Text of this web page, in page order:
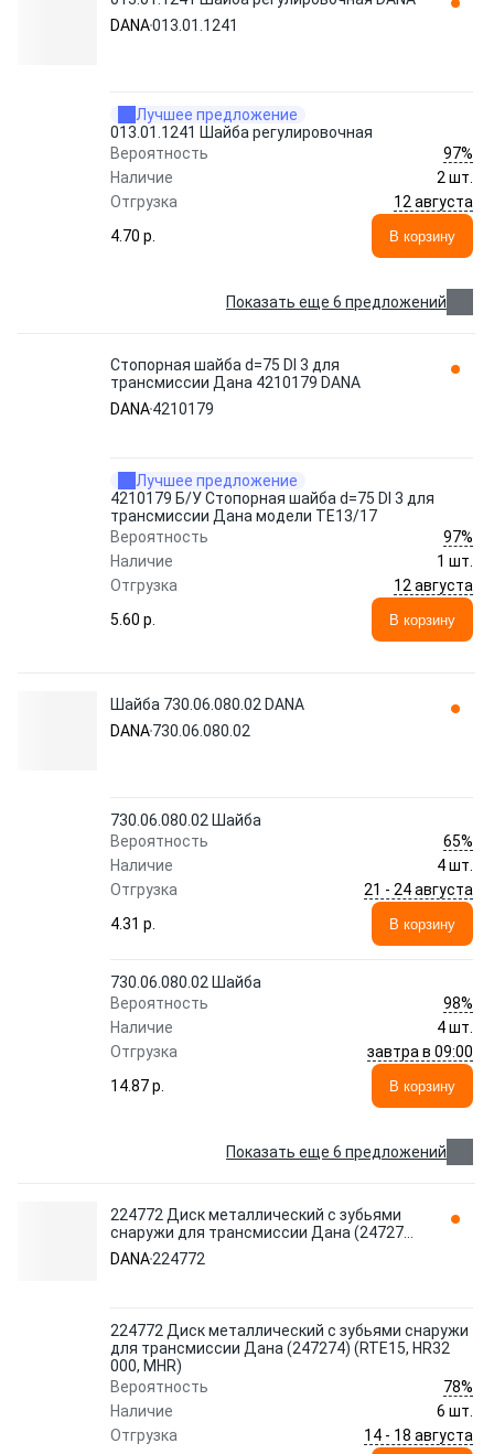
DANA013.01.1241
Лучшее предложение
013.01.1241 Шайба регулировочная
Вероятность
97%
Наличие
2 шт.
Отгрузка
12 августа
4.70 p.
В корзину
Показать еще 6 предложений
Стопорная шайба d=75 DI 3 для
трансмиссии Дана 4210179 DANA
DANA4210179
Лучшее предложение
4210179 Б/У Стопорная шайба d=75 DI 3 для
трансмиссии Дана модели TE13/17
Вероятность
97%
Наличие
1 шт.
Отгрузка
12 августа
5.60 p.
В корзину
Шайба 730.06.080.02 DANA
DANA730.06.080.02
730.06.080.02 Шайба
Вероятность
65%
Наличие
4 шт.
Отгрузка
21 - 24 августа
4.31 p.
В корзину
730.06.080.02 Шайба
Вероятность
98%
Наличие
4 шт.
Отгрузка
завтра в 09:00
14.87 p.
В корзину
Показать еще 6 предложений
224772 Диск металлический с зубьями
снаружи для трансмиссии Дана (247274)
(RTE15, HR32 000, MHR) DANA
DANA224772
224772 Диск металлический с зубьями снаружи
для трансмиссии Дана (247274) (RTE15, HR32
000, MHR)
Вероятность
78%
Наличие
6 шт.
Отгрузка
14 - 18 августа